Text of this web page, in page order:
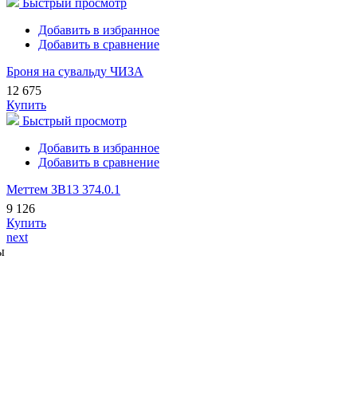
Быстрый просмотр
Добавить в избранное
Добавить в сравнение
Броня на сувальду ЧИЗА
12 675
Купить
Быстрый просмотр
Добавить в избранное
Добавить в сравнение
Меттем ЗВ13 374.0.1
9 126
Купить
next